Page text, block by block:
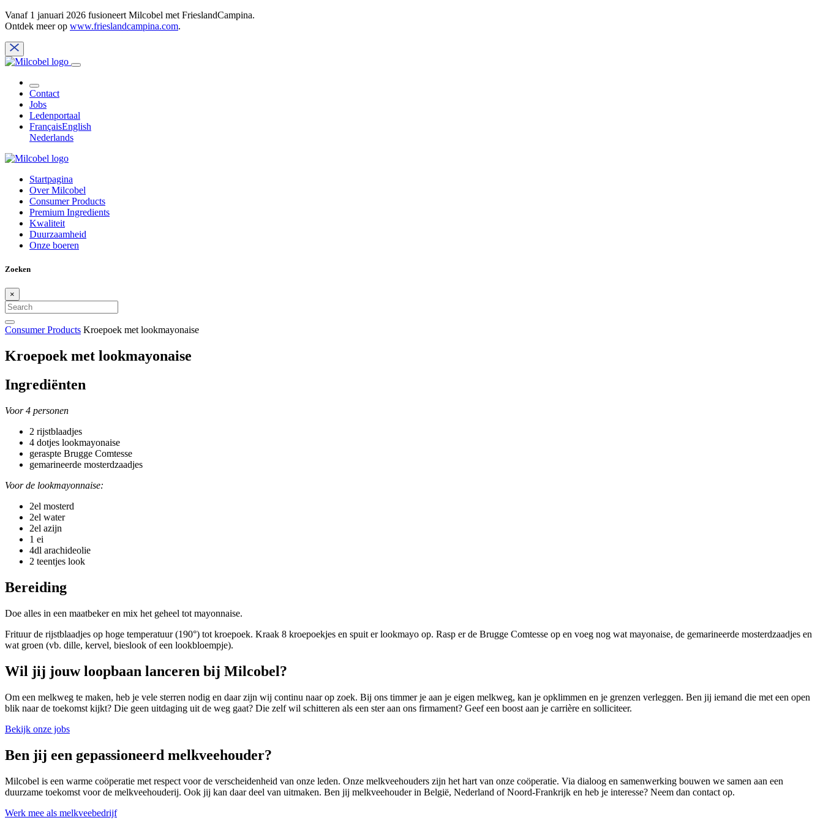
Vanaf 1 januari 2026 fusioneert Milcobel met FrieslandCampina.
Ontdek meer op www.frieslandcampina.com.
Contact
Jobs
Ledenportaal
FrançaisEnglish
Nederlands
Startpagina
Over Milcobel
Consumer Products
Premium Ingredients
Kwaliteit
Duurzaamheid
Onze boeren
Zoeken
×
Consumer Products Kroepoek met lookmayonaise
Kroepoek met lookmayonaise
Ingrediënten
Voor 4 personen
2 rijstblaadjes
4 dotjes lookmayonaise
geraspte Brugge Comtesse
gemarineerde mosterdzaadjes
Voor de lookmayonnaise:
2el mosterd
2el water
2el azijn
1 ei
4dl arachideolie
2 teentjes look
Bereiding
Doe alles in een maatbeker en mix het geheel tot mayonnaise.
Frituur de rijstblaadjes op hoge temperatuur (190°) tot kroepoek. Kraak 8 kroepoekjes en spuit er lookmayo op. Rasp er de Brugge Comtesse op en voeg nog wat mayonaise, de gemarineerde mosterdzaadjes en
wat groen (vb. dille, kervel, bieslook of een lookbloempje).
Wil jij jouw loopbaan lanceren bij Milcobel?
Om een melkweg te maken, heb je vele sterren nodig en daar zijn wij continu naar op zoek. Bij ons timmer je aan je eigen melkweg, kan je opklimmen en je grenzen verleggen. Ben jij iemand die met een open
blik naar de toekomst kijkt? Die geen uitdaging uit de weg gaat? Die zelf wil schitteren als een ster aan ons firmament? Geef een boost aan je carrière en solliciteer.
Bekijk onze jobs
Ben jij een gepassioneerd melkveehouder?
Milcobel is een warme coöperatie met respect voor de verscheidenheid van onze leden. Onze melkveehouders zijn het hart van onze coöperatie. Via dialoog en samenwerking bouwen we samen aan een
duurzame toekomst voor de melkveehouderij. Ook jij kan daar deel van uitmaken. Ben jij melkveehouder in België, Nederland of Noord-Frankrijk en heb je interesse? Neem dan contact op.
Werk mee als melkveebedrijf